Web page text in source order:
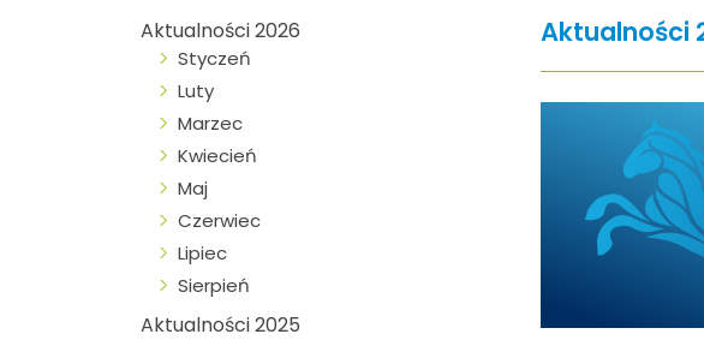
Aktualności 2026
Styczeń
Luty
Marzec
Kwiecień
Maj
Czerwiec
Lipiec
Sierpień
Aktualności 2025
Aktualności